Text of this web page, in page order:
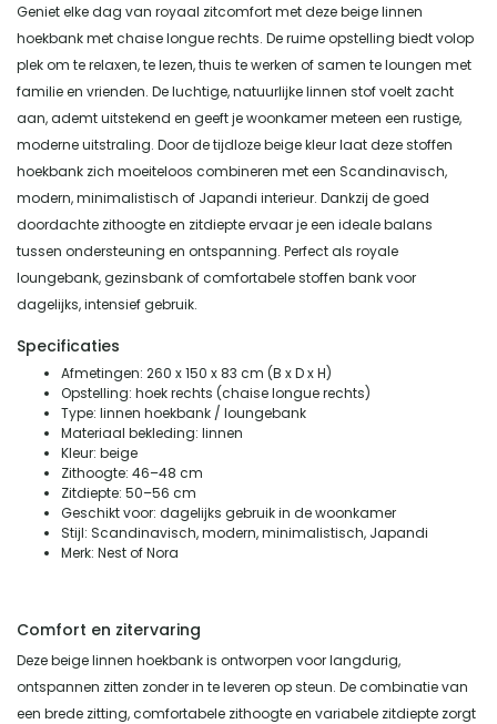
Geniet elke dag van royaal zitcomfort met deze beige linnen
hoekbank met chaise longue rechts. De ruime opstelling biedt volop
plek om te relaxen, te lezen, thuis te werken of samen te loungen met
familie en vrienden. De luchtige, natuurlijke linnen stof voelt zacht
aan, ademt uitstekend en geeft je woonkamer meteen een rustige,
moderne uitstraling. Door de tijdloze beige kleur laat deze stoffen
hoekbank zich moeiteloos combineren met een Scandinavisch,
modern, minimalistisch of Japandi interieur. Dankzij de goed
doordachte zithoogte en zitdiepte ervaar je een ideale balans
tussen ondersteuning en ontspanning. Perfect als royale
loungebank, gezinsbank of comfortabele stoffen bank voor
dagelijks, intensief gebruik.
Specificaties
Afmetingen: 260 x 150 x 83 cm (B x D x H)
Opstelling: hoek rechts (chaise longue rechts)
Type: linnen hoekbank / loungebank
Materiaal bekleding: linnen
Kleur: beige
Zithoogte: 46–48 cm
Zitdiepte: 50–56 cm
Geschikt voor: dagelijks gebruik in de woonkamer
Stijl: Scandinavisch, modern, minimalistisch, Japandi
Merk: Nest of Nora
Comfort en zitervaring
Deze beige linnen hoekbank is ontworpen voor langdurig,
ontspannen zitten zonder in te leveren op steun. De combinatie van
een brede zitting, comfortabele zithoogte en variabele zitdiepte zorgt